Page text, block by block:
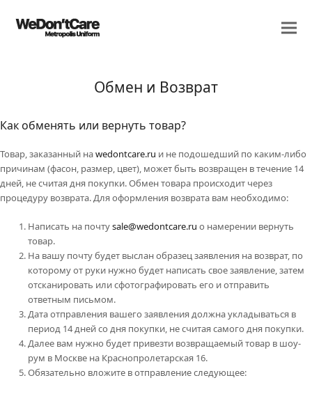
Обмен и Возврат
Как обменять или вернуть товар?
Товар, заказанный наwedontcare.ru и не подошедший по каким-либо
причинам (фасон, размер, цвет), может быть возвращен в течение 14
дней, не считая дня покупки. Обмен товара происходит через
процедуру возврата. Для оформления возврата вам необходимо:
Написать на почтуsale@wedontcare.ru о намерении вернуть
товар.
На вашу почту будет выслан образец заявления на возврат, по
которому от руки нужно будет написать свое заявление, затем
отсканировать или сфотографировать его и отправить
ответным письмом.
Дата отправления вашего заявления должна укладываться в
период 14 дней со дня покупки, не считая самого дня покупки.
Далее вам нужно будет привезти возвращаемый товар в шоу-
рум в Москве на Краснопролетарская 16.
Обязательно вложите в отправление следующее: